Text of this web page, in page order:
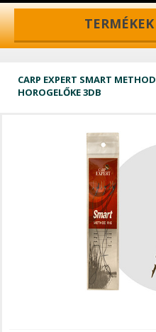
CARP EXPERT SMART
HOROGELŐKE 3DB